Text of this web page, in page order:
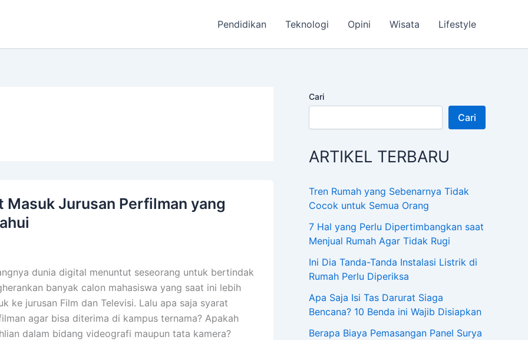
Pendidikan Teknologi Opini Wisata Lifestyle
Masuk Jurusan Perfilman yang
dunia digital menuntut seseorang untuk bertindak
banyak calon mahasiswa yang saat ini lebih
ke jurusan Film dan Televisi. Lalu apa saja syarat
agar bisa diterima di kampus ternama? Apakah
dalam bidang videografi maupun tata kamera?
Cari
Cari
ARTIKEL TERBARU
Tren Rumah yang Sebenarnya Tidak
Cocok untuk Semua Orang
7 Hal yang Perlu Dipertimbangkan saat
Menjual Rumah Agar Tidak Rugi
Ini Dia Tanda-Tanda Instalasi Listrik di
Rumah Perlu Diperiksa
Apa Saja Isi Tas Darurat Siaga
Bencana? 10 Benda ini Wajib Disiapkan
Berapa Biaya Pemasangan Panel Surya